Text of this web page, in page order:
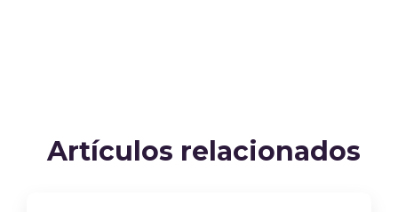
Artículos relacionados